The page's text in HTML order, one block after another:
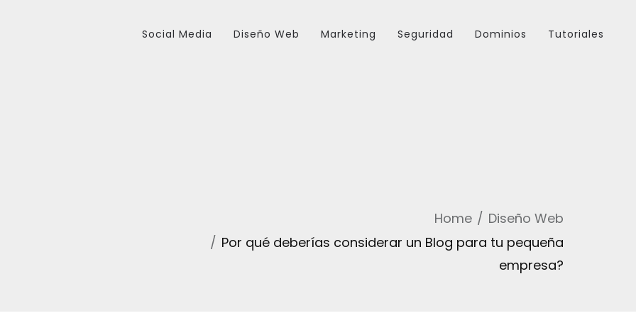
Social Media Diseño Web Marketing Seguridad Dominios Tutoriales
Home
Diseño Web
Por qué deberías considerar un Blog para tu pequeña
empresa?